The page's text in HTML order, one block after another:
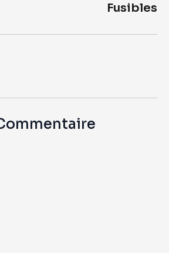
Fusibles